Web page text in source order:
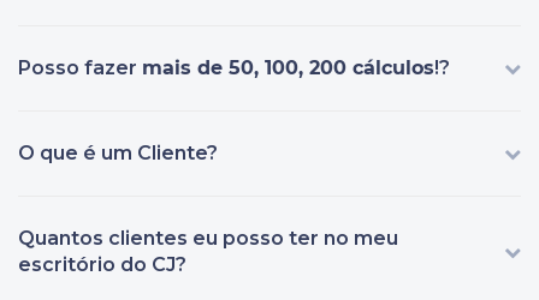
Posso fazer mais de 50, 100, 200 cálculos!?
O que é um Cliente?
Quantos clientes eu posso ter no meu
escritório do CJ?